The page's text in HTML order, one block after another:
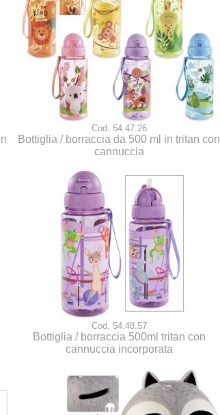
Cod. 54.47.26
Bottiglia / borraccia da 500 ml in tritan con
cannuccia
Cod. 54.48.57
Bottiglia / borraccia 500ml tritan con
cannuccia incorporata